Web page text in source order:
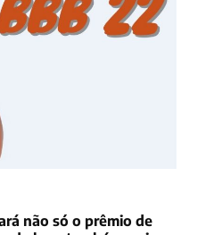
não só o prêmio de